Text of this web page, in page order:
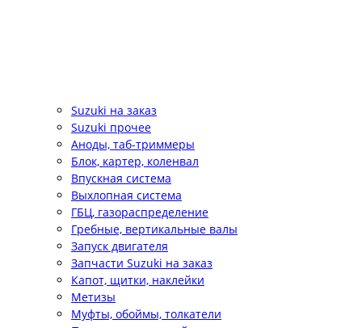
Suzuki на заказ
Suzuki прочее
Аноды, таб-триммеры
Блок, картер, коленвал
Впускная система
Выхлопная система
ГБЦ, газораспределение
Гребные, вертикальные валы
Запуск двигателя
Запчасти Suzuki на заказ
Капот, щитки, наклейки
Метизы
Муфты, обоймы, толкатели